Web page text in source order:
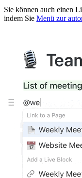
Sie können auch einen
indem Sie Menü zur